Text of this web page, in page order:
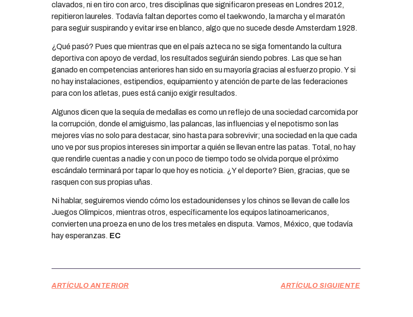
clavados, ni en tiro con arco, tres disciplinas que significaron preseas en Londres 2012,
repitieron laureles. Todavía faltan deportes como el taekwondo, la marcha y el maratón
para seguir suspirando y evitar irse en blanco, algo que no sucede desde Amsterdam 1928.
¿Qué pasó? Pues que mientras que en el país azteca no se siga fomentando la cultura
deportiva con apoyo de verdad, los resultados seguirán siendo pobres. Las que se han
ganado en competencias anteriores han sido en su mayoría gracias al esfuerzo propio. Y si
no hay instalaciones, estipendios, equipamiento y atención de parte de las federaciones
para con los atletas, pues está canijo exigir resultados.
Algunos dicen que la sequía de medallas es como un reflejo de una sociedad carcomida por
la corrupción, donde el amiguismo, las palancas, las influencias y el nepotismo son las
mejores vías no solo para destacar, sino hasta para sobrevivir; una sociedad en la que cada
uno ve por sus propios intereses sin importar a quién se llevan entre las patas. Total, no hay
que rendirle cuentas a nadie y con un poco de tiempo todo se olvida porque el próximo
escándalo terminará por tapar lo que hoy es noticia. ¿Y el deporte? Bien, gracias, que se
rasquen con sus propias uñas.
Ni hablar, seguiremos viendo cómo los estadounidenses y los chinos se llevan de calle los
Juegos Olímpicos, mientras otros, específicamente los equipos latinoamericanos,
convierten una proeza en uno de los tres metales en disputa. Vamos, México, que todavía
hay esperanzas. EC
ARTÍCULO ANTERIOR ARTÍCULO SIGUIENTE